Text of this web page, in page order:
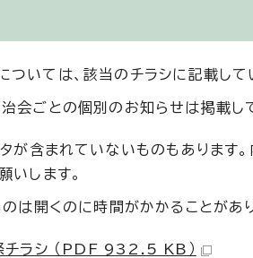
ついては、該当のチラシに記載し
治会ごとの個別のお知らせは掲載し
タが含まれていないものもありま
いします。
のは開くのに時間がかかることがあ
ラシ （PDF 932.5 KB）